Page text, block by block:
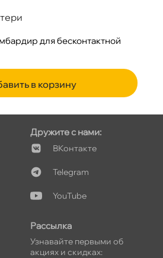
для бесконтактной
в корзину
Дружите с нами:
Контакте
Telegram
YouTube
Рассылка
Узнавайте первыми о
акциях и скидках: